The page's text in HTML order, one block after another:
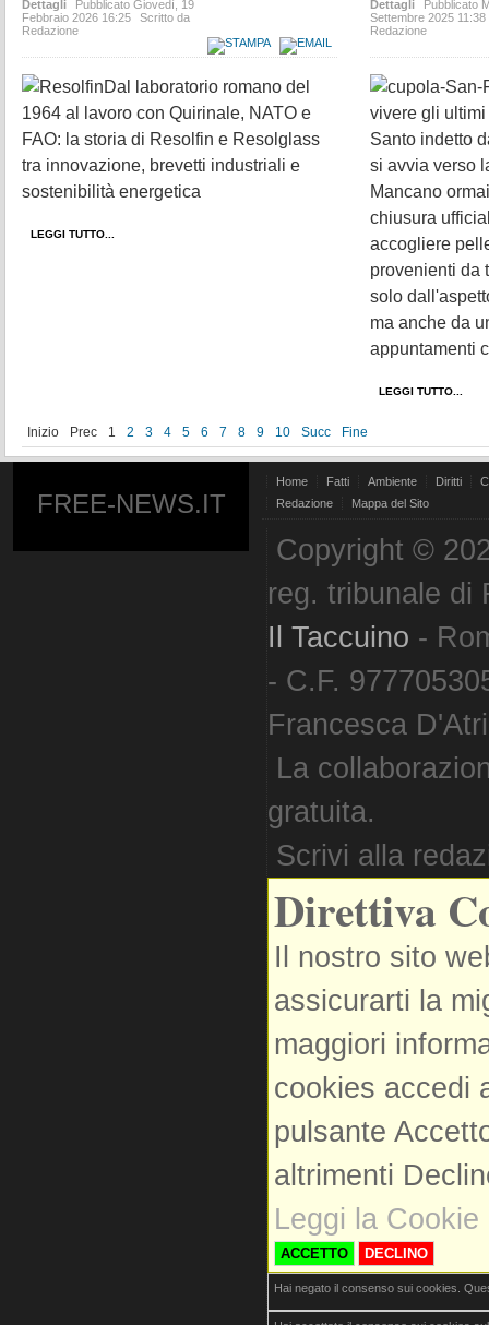
Dettagli Pubblicato Giovedì, 19
Febbraio 2026 16:25
Scritto da
Redazione
Dal laboratorio romano del
1964 al lavoro con Quirinale, NATO e
FAO: la storia di Resolfin e Resolglass
tra innovazione, brevetti industriali e
sostenibilità energetica
LEGGI TUTTO...
Dettagli Pubblicato
Settembre 2025 11:38
Redazione
vivere gli
Santo indetto
si avvia verso
Mancano
chiusura
accogliere
provenienti da
solo
ma anche da
appuntamenti
LEGGI TUTTO...
Inizio Prec 1 2 3 4 5 6 7 8 9 10 Succ Fine
FREE-NEWS.IT
Home Fatti Ambiente Diritti
Redazione
Mappa del Sito
Copyright ©
reg. tribunale di
Il Taccuino -
- C.F.
Francesca
La
gratuita.
Scrivi alla
Direttiva
Il nostro sito
assicurarti la
maggiori
cookies accedi
pulsante
altrimenti
Leggi la Cookie
ACCETTO DECLINO
Hai negato il consenso sui cookies.